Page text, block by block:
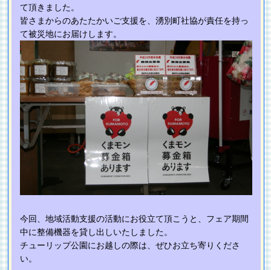
て頂きました。
皆さまからのあたたかいご支援を、湧別町社協が責任を持っ
て被災地にお届けします。
今回、地域活動支援の活動にお役立て頂こうと、フェア期間
中に整備機器を貸し出しいたしました。
チューリップ公園にお越しの際は、ぜひお立ち寄りくださ
い。